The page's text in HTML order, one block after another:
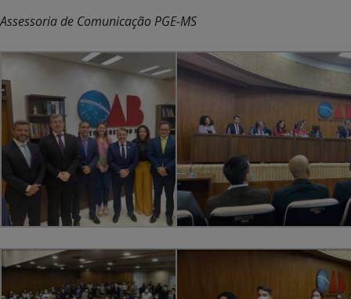
Assessoria de Comunicação PGE-MS